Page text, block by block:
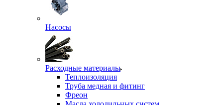
Насосы
Расходные материалы
Теплоизоляция
Труба медная и фитинг
Фреон